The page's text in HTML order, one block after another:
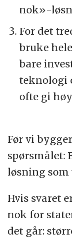
nok»-
For det
bruke
bare
teknologi
ofte gi
Før vi
spørsmålet:
løsning
Hvis svaret
nok for
det går: